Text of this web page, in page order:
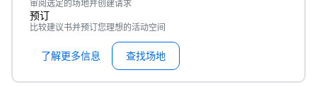
审阅选定的场地并创建请求
预订
比较建议书并预订您理想的活动空间
了解更多信息 查找场地